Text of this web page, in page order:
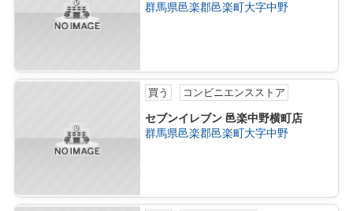
群馬県邑楽郡邑楽町大字中野
買う コンビニエンスストア
セブンイレブン 邑楽中野横町店
群馬県邑楽郡邑楽町大字中野